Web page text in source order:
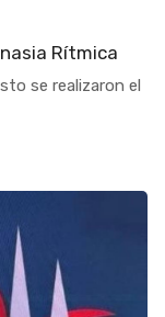
Rítmica
se realizaron el